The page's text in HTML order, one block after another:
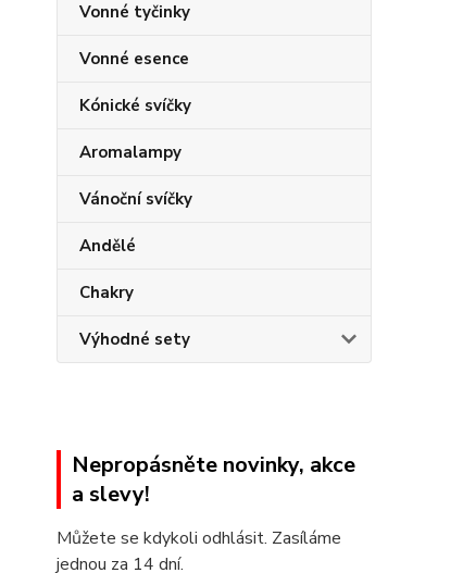
Vonné tyčinky
Vonné esence
Kónické svíčky
Aromalampy
Vánoční svíčky
Andělé
Chakry
Výhodné sety
Nepropásněte novinky, akce
a slevy!
Můžete se kdykoli odhlásit. Zasíláme
jednou za 14 dní.